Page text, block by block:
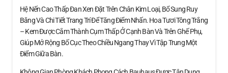
Hệ Nến Cao Thấp Đan Xen Đặt Trên Chân Kim Loại, Bổ Sung Ruy
Băng Và Chi Tiết Trang Trí Để Tăng Điểm Nhấn. Hoa Tươi Tông Trắng
– Kem Được Cắm Thành Cụm Thấp Ở Cạnh Bàn Và Trên Ghế Phụ,
Giúp Mở Rộng Bố Cục Theo Chiều Ngang Thay Vì Tập Trung Một
Điểm Giữa Bàn.